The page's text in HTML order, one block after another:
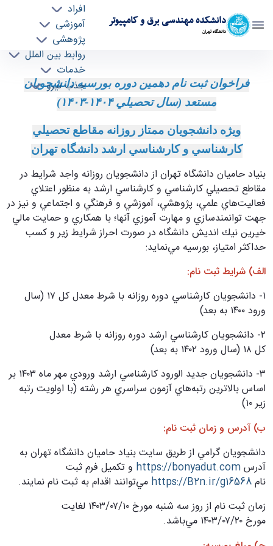
دانشکده مهندسی برق و کامپیوتر
دانشگاه تهران
افراد
آموزشی
پژوهشی
روابط بین الملل
خدمات
جذب نیرو
دهمين دوره ثبت نام بورسيه دانشجويان مستعد
دانشگاه تهران - ece- دانشکده مهندسی برق و
فراخوان ثبت نام دهمين دوره بورسيه دانشجويان
مستعد (سال تحصيلي۱۴۰۴-۱۴۰۳)
ويژه دانشجويان ممتاز روزانه مقاطع تحصيلي
كارشناسي و كارشناسي ارشد دانشگاه تهران
بنياد حاميان دانشگاه تهران از دانشجويان روزانه واجد شرايط در
مقاطع تحصيلي كارشناسي و كارشناسي ارشد به منظور اعتلاي
فعاليت‌هاي علمي، پژوهشي، آموزشي و فرهنگي و اجتماعي و نيز در
جهت توانمندسازي و مهارت آموزي آنها؛ با همكاري و حمايت مالي
خيرين نيك انديش دانشگاه در صورت احراز شرايط زير و كسب
حداكثر امتياز، بورسيه مي‌نمايد:
الف) شرايط ثبت نام:
۱- دانشجويان كارشناسي دوره روزانه با شرط معدل كل ۱۷ (سال
ورود ۱۴۰۰ به بعد)
۲- دانشجويان كارشناسي ارشد دوره روزانه با شرط معدل
كل ۱۸ (سال ورود ۱۴۰۲ به بعد)
۳- دانشجويان جديد الورود كارشناسي ارشد ورودي مهر ماه ۱۴۰۳ بر
اساس بالاترين رتبه‌هاي آزمون سراسري هر رشته (با اولويت رتبه
زير ۱۰)
ب) آدرس و زمان ثبت نام:
دانشجويان گرامي از طريق سايت بنياد حاميان دانشگاه تهران به
آدرس
و تكميل فرم ثبت
نام
مي‌توانند اقدام به ثبت نام نمايند.
زمان ثبت نام از روز سه شنبه مورخ ۱۰/‏۰۷/‏۱۴۰۳ لغايت
مورخ ۲۰/‏۰۷/‏۱۴۰۳ مي‌باشد.